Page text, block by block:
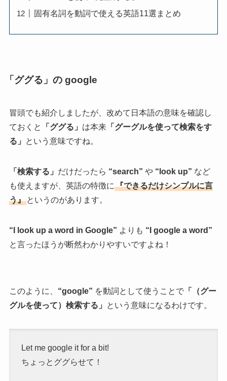
固有名詞を動詞で使える英語11選まとめ
「ググる」の google
冒頭でも紹介しましたが、改めて日本語の意味を確認し
ておくと
「ググる」 は本来「グーグルを使って検索をす
る」
という意味ですね。
「検索する」 だけだったら “search” や “look up” など
も使えますが、英語の特徴に 『できるだけシンプルに言
う』というのがあります。
“I look up a word in Google” よりも “I google a word”
と言ったほうが断然わかりやすいですよね！
このように、 “google” を動詞として使うことで「（グー
グルを使って）検索する」
という意味になるわけです。
Let me google it for a bit!
ちょっとググらせて！